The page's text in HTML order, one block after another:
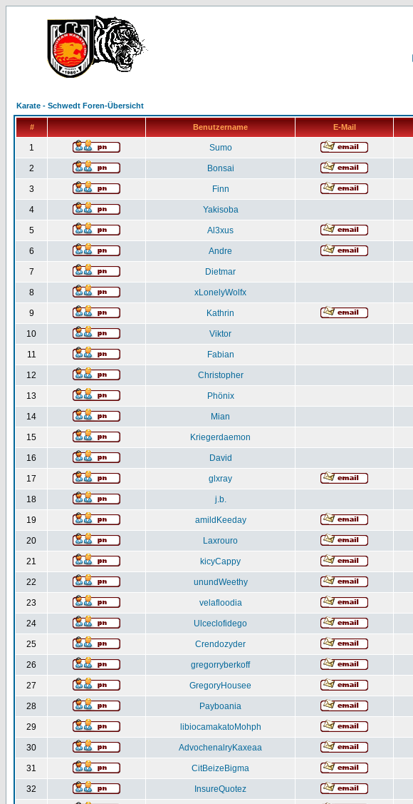
Karate - Schwedt Foren-Übersicht
# Benutzername E-Mail
1 Sumo
2 Bonsai
3 Finn
4 Yakisoba
5 Al3xus
6 Andre
7 Dietmar
8 xLonelyWolfx
9 Kathrin
10 Viktor
11 Fabian
12 Christopher
13 Phönix
14 Mian
15 Kriegerdaemon
16 David
17 glxray
18 j.b.
19 amildKeeday
20 Laxrouro
21 kicyCappy
22 unundWeethy
23 velafloodia
24 Ulceclofidego
25 Crendozyder
26 gregorryberkoff
27 GregoryHousee
28 Payboania
29 libiocamakatoMohph
30 AdvochenalryKaxeaa
31 CitBeizeBigma
32 InsureQuotez